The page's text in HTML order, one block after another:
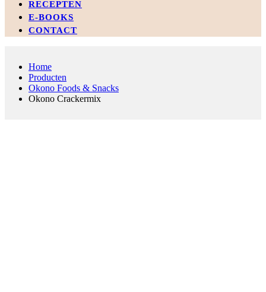
RECEPTEN
E-BOOKS
CONTACT
Home
Producten
Okono Foods & Snacks
Okono Crackermix